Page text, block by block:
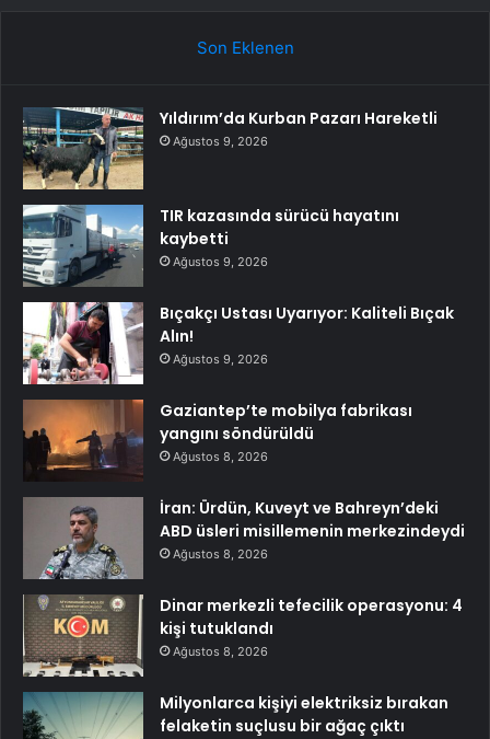
Son Eklenen
Yıldırım’da Kurban Pazarı Hareketli
Ağustos 9, 2026
TIR kazasında sürücü hayatını
kaybetti
Ağustos 9, 2026
Bıçakçı Ustası Uyarıyor: Kaliteli Bıçak
Alın!
Ağustos 9, 2026
Gaziantep’te mobilya fabrikası
yangını söndürüldü
Ağustos 8, 2026
İran: Ürdün, Kuveyt ve Bahreyn’deki
ABD üsleri misillemenin merkezindeydi
Ağustos 8, 2026
Dinar merkezli tefecilik operasyonu: 4
kişi tutuklandı
Ağustos 8, 2026
Milyonlarca kişiyi elektriksiz bırakan
felaketin suçlusu bir ağaç çıktı